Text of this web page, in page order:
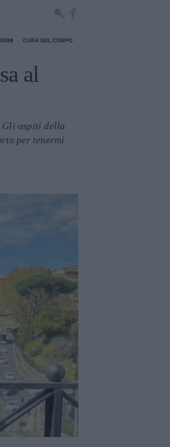
CURA DEL CORPO
al
Gli ospiti della
per tenermi